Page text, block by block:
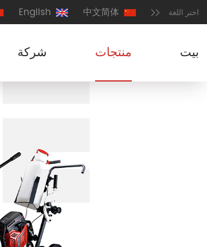
اختر اللغة 中文简体
English
بيت منتجات شركة